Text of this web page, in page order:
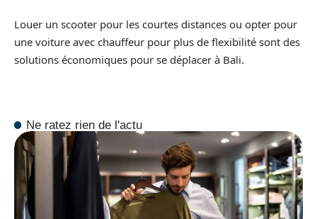
Louer un scooter pour les courtes distances ou opter pour
une voiture avec chauffeur pour plus de flexibilité sont des
solutions économiques pour se déplacer à Bali.
Ne ratez rien de l'actu